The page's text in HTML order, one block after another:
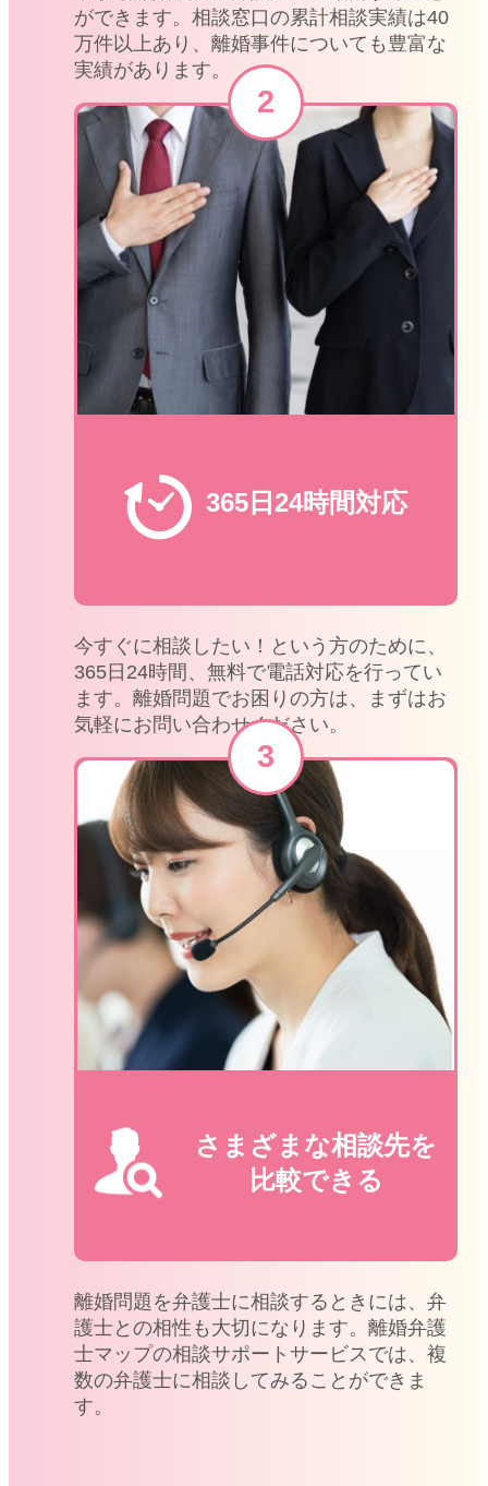
ができます。相談窓口の累計相談実績は40
万件以上あり、離婚事件についても豊富な
実績があります。
365日24時間対応
今すぐに相談したい！という方のために、
365日24時間、無料で電話対応を行ってい
ます。離婚問題でお困りの方は、まずはお
気軽にお問い合わせください。
さまざまな相談先を
比較できる
離婚問題を弁護士に相談するときには、弁
護士との相性も大切になります。離婚弁護
士マップの相談サポートサービスでは、複
数の弁護士に相談してみることができま
す。